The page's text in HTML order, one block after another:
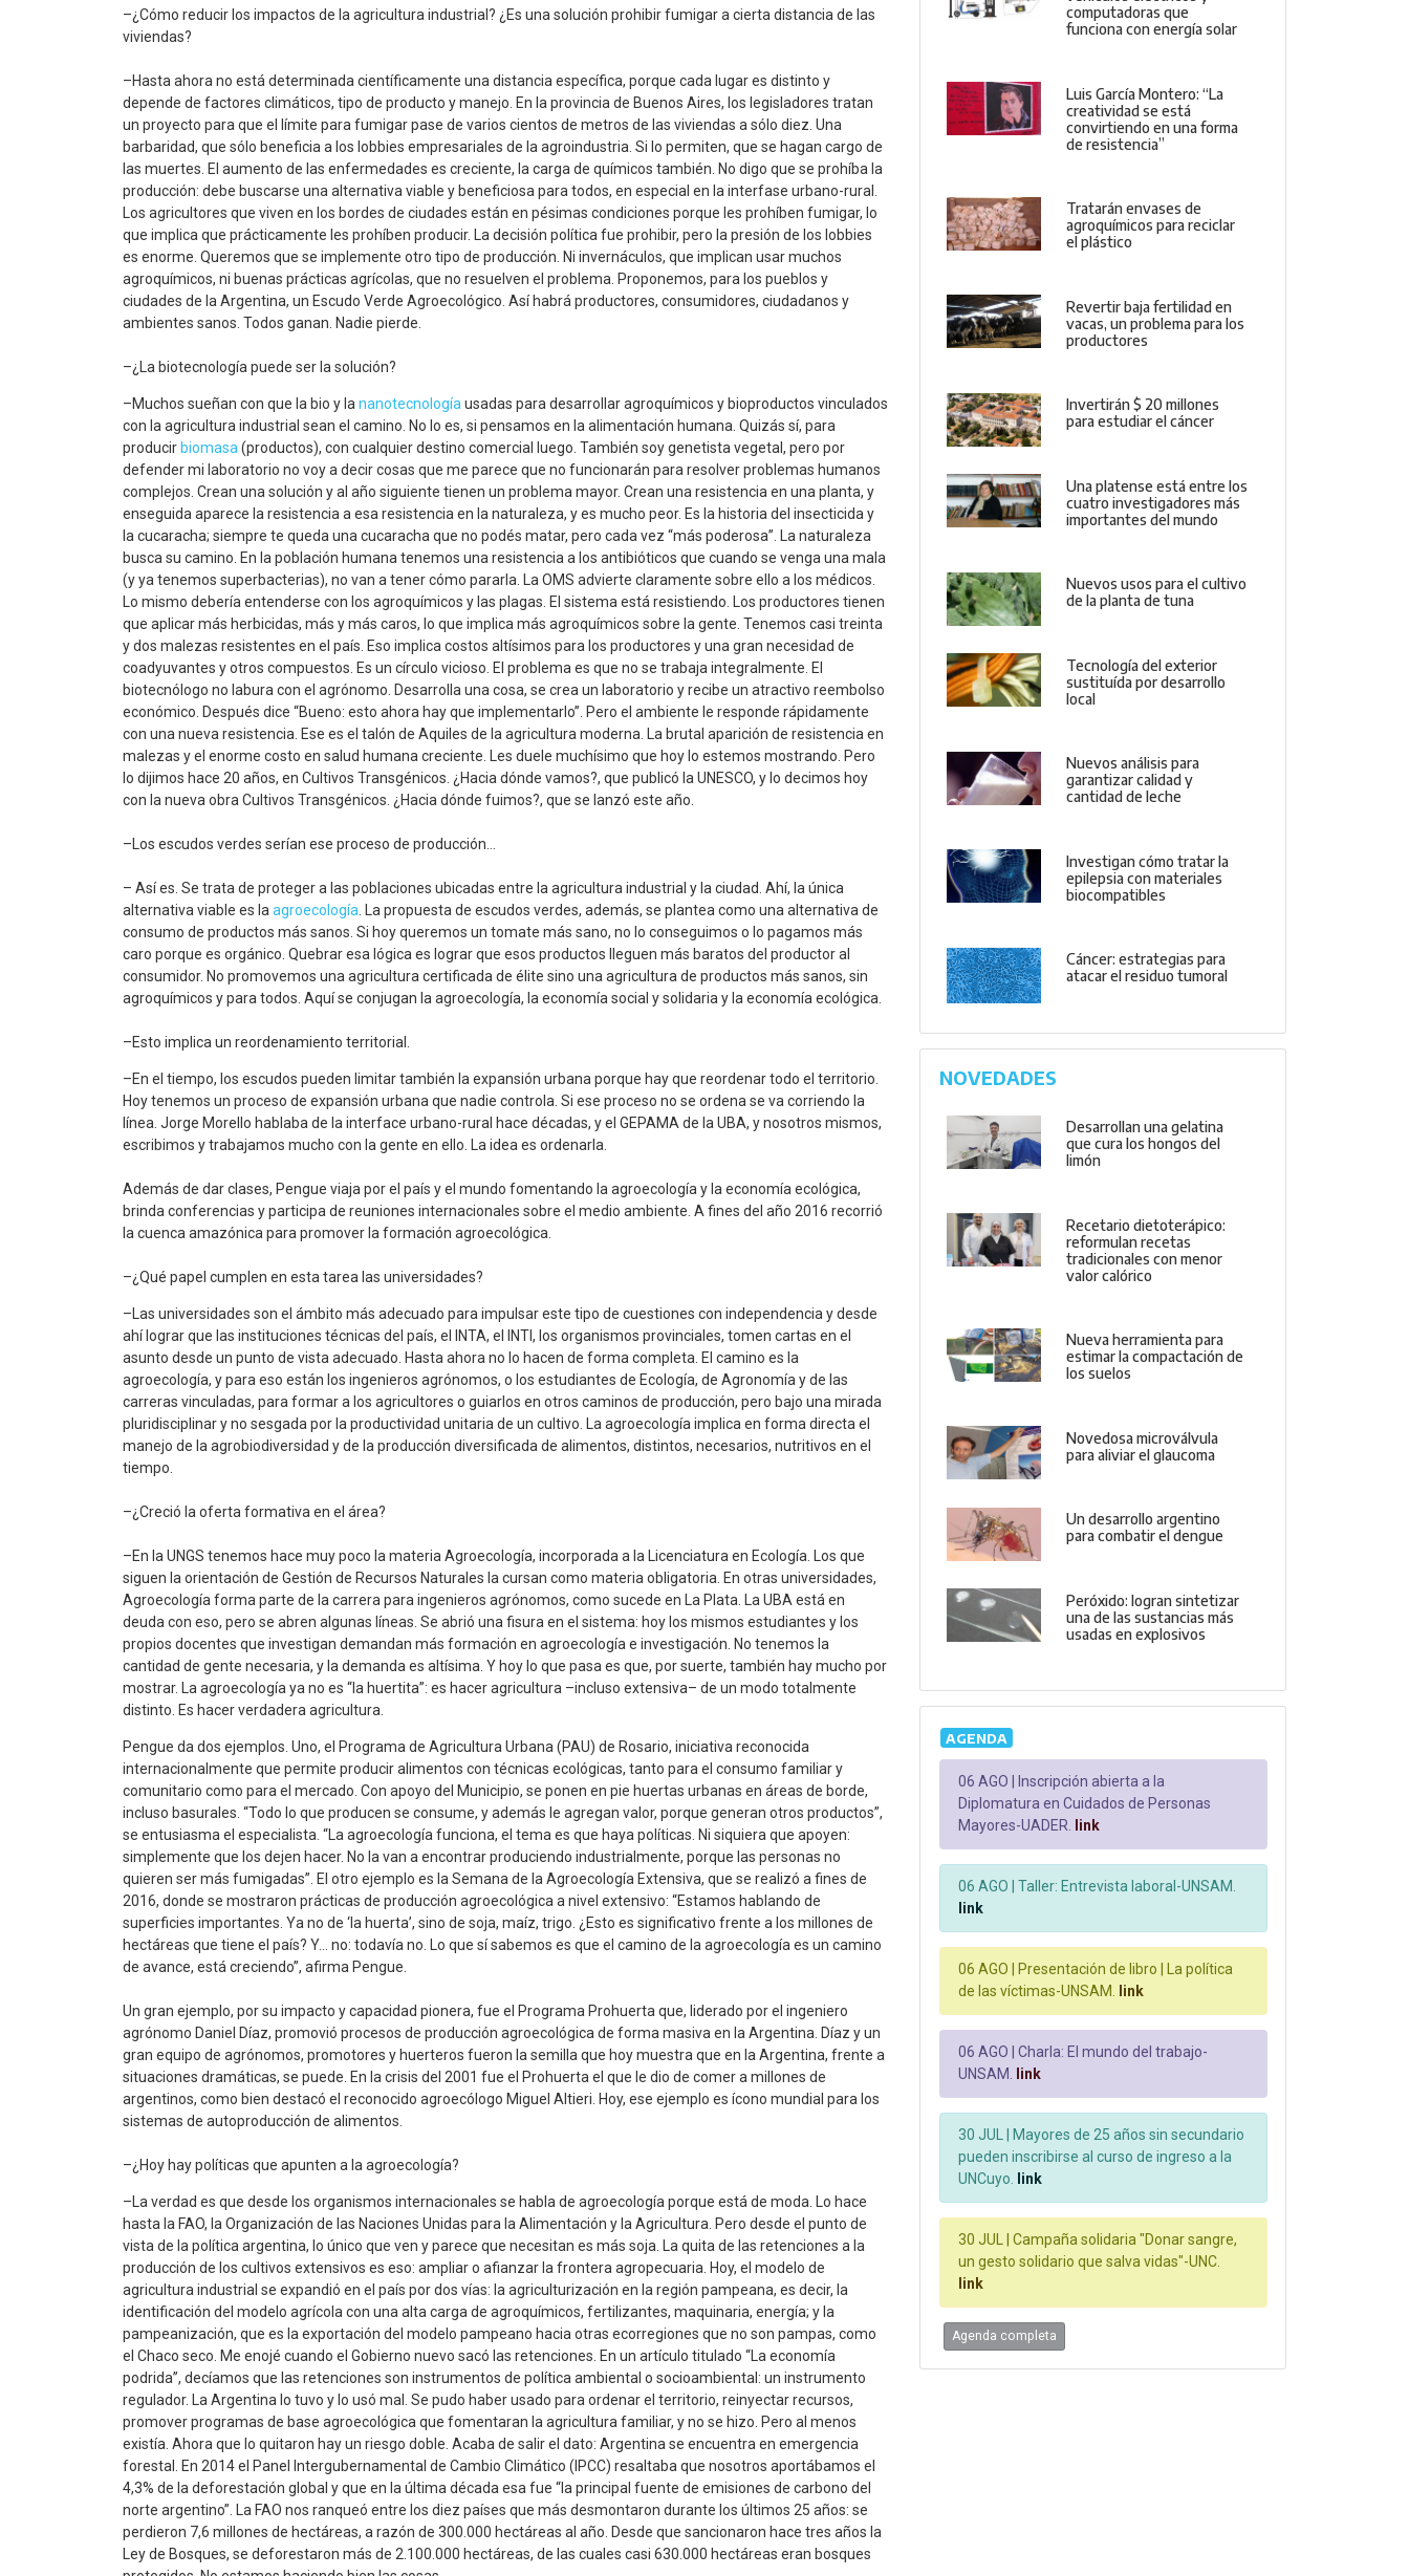
–¿Cómo reducir los impactos de la agricultura industrial? ¿Es una solución prohibir fumigar a cierta distancia de las
viviendas?
–Hasta ahora no está determinada científicamente una distancia específica, porque cada lugar es distinto y
depende de factores climáticos, tipo de producto y manejo. En la provincia de Buenos Aires, los legisladores tratan
un proyecto para que el límite para fumigar pase de varios cientos de metros de las viviendas a sólo diez. Una
barbaridad, que sólo beneficia a los lobbies empresariales de la agroindustria. Si lo permiten, que se hagan cargo de
las muertes. El aumento de las enfermedades es creciente, la carga de químicos también. No digo que se prohíba la
producción: debe buscarse una alternativa viable y beneficiosa para todos, en especial en la interfase urbano-rural.
Los agricultores que viven en los bordes de ciudades están en pésimas condiciones porque les prohíben fumigar, lo
que implica que prácticamente les prohíben producir. La decisión política fue prohibir, pero la presión de los lobbies
es enorme. Queremos que se implemente otro tipo de producción. Ni invernáculos, que implican usar muchos
agroquímicos, ni buenas prácticas agrícolas, que no resuelven el problema. Proponemos, para los pueblos y
ciudades de la Argentina, un Escudo Verde Agroecológico. Así habrá productores, consumidores, ciudadanos y
ambientes sanos. Todos ganan. Nadie pierde.
–¿La biotecnología puede ser la solución?
–Muchos sueñan con que la bio y lananotecnologíausadas para desarrollar agroquímicos y bioproductos vinculados
con la agricultura industrial sean el camino. No lo es, si pensamos en la alimentación humana. Quizás sí, para
producir biomasa(productos), con cualquier destino comercial luego. También soy genetista vegetal, pero por
defender mi laboratorio no voy a decir cosas que me parece que no funcionarán para resolver problemas humanos
complejos. Crean una solución y al año siguiente tienen un problema mayor. Crean una resistencia en una planta, y
enseguida aparece la resistencia a esa resistencia en la naturaleza, y es mucho peor. Es la historia del insecticida y
la cucaracha; siempre te queda una cucaracha que no podés matar, pero cada vez “más poderosa”. La naturaleza
busca su camino. En la población humana tenemos una resistencia a los antibióticos que cuando se venga una mala
(y ya tenemos superbacterias), no van a tener cómo pararla. La OMS advierte claramente sobre ello a los médicos.
Lo mismo debería entenderse con los agroquímicos y las plagas. El sistema está resistiendo. Los productores tienen
que aplicar más herbicidas, más y más caros, lo que implica más agroquímicos sobre la gente. Tenemos casi treinta
y dos malezas resistentes en el país. Eso implica costos altísimos para los productores y una gran necesidad de
coadyuvantes y otros compuestos. Es un círculo vicioso. El problema es que no se trabaja integralmente. El
biotecnólogo no labura con el agrónomo. Desarrolla una cosa, se crea un laboratorio y recibe un atractivo reembolso
económico. Después dice “Bueno: esto ahora hay que implementarlo”. Pero el ambiente le responde rápidamente
con una nueva resistencia. Ese es el talón de Aquiles de la agricultura moderna. La brutal aparición de resistencia en
malezas y el enorme costo en salud humana creciente. Les duele muchísimo que hoy lo estemos mostrando. Pero
lo dijimos hace 20 años, en Cultivos Transgénicos. ¿Hacia dónde vamos?, que publicó la UNESCO, y lo decimos hoy
con la nueva obra Cultivos Transgénicos. ¿Hacia dónde fuimos?, que se lanzó este año.
–Los escudos verdes serían ese proceso de producción…
– Así es. Se trata de proteger a las poblaciones ubicadas entre la agricultura industrial y la ciudad. Ahí, la única
alternativa viable es laagroecología. La propuesta de escudos verdes, además, se plantea como una alternativa de
consumo de productos más sanos. Si hoy queremos un tomate más sano, no lo conseguimos o lo pagamos más
caro porque es orgánico. Quebrar esa lógica es lograr que esos productos lleguen más baratos del productor al
consumidor. No promovemos una agricultura certificada de élite sino una agricultura de productos más sanos, sin
agroquímicos y para todos. Aquí se conjugan la agroecología, la economía social y solidaria y la economía ecológica.
–Esto implica un reordenamiento territorial.
–En el tiempo, los escudos pueden limitar también la expansión urbana porque hay que reordenar todo el territorio.
Hoy tenemos un proceso de expansión urbana que nadie controla. Si ese proceso no se ordena se va corriendo la
línea. Jorge Morello hablaba de la interface urbano-rural hace décadas, y el GEPAMA de la UBA, y nosotros mismos,
escribimos y trabajamos mucho con la gente en ello. La idea es ordenarla.
Además de dar clases, Pengue viaja por el país y el mundo fomentando la agroecología y la economía ecológica,
brinda conferencias y participa de reuniones internacionales sobre el medio ambiente. A fines del año 2016 recorrió
la cuenca amazónica para promover la formación agroecológica.
–¿Qué papel cumplen en esta tarea las universidades?
–Las universidades son el ámbito más adecuado para impulsar este tipo de cuestiones con independencia y desde
ahí lograr que las instituciones técnicas del país, el INTA, el INTI, los organismos provinciales, tomen cartas en el
asunto desde un punto de vista adecuado. Hasta ahora no lo hacen de forma completa. El camino es la
agroecología, y para eso están los ingenieros agrónomos, o los estudiantes de Ecología, de Agronomía y de las
carreras vinculadas, para formar a los agricultores o guiarlos en otros caminos de producción, pero bajo una mirada
pluridisciplinar y no sesgada por la productividad unitaria de un cultivo. La agroecología implica en forma directa el
manejo de la agrobiodiversidad y de la producción diversificada de alimentos, distintos, necesarios, nutritivos en el
tiempo.
–¿Creció la oferta formativa en el área?
–En la UNGS tenemos hace muy poco la materia Agroecología, incorporada a la Licenciatura en Ecología. Los que
siguen la orientación de Gestión de Recursos Naturales la cursan como materia obligatoria. En otras universidades,
Agroecología forma parte de la carrera para ingenieros agrónomos, como sucede en La Plata. La UBA está en
deuda con eso, pero se abren algunas líneas. Se abrió una fisura en el sistema: hoy los mismos estudiantes y los
propios docentes que investigan demandan más formación en agroecología e investigación. No tenemos la
cantidad de gente necesaria, y la demanda es altísima. Y hoy lo que pasa es que, por suerte, también hay mucho por
mostrar. La agroecología ya no es “la huertita”: es hacer agricultura –incluso extensiva– de un modo totalmente
distinto. Es hacer verdadera agricultura.
Pengue da dos ejemplos. Uno, el Programa de Agricultura Urbana (PAU) de Rosario, iniciativa reconocida
internacionalmente que permite producir alimentos con técnicas ecológicas, tanto para el consumo familiar y
comunitario como para el mercado. Con apoyo del Municipio, se ponen en pie huertas urbanas en áreas de borde,
incluso basurales. “Todo lo que producen se consume, y además le agregan valor, porque generan otros productos”,
se entusiasma el especialista. “La agroecología funciona, el tema es que haya políticas. Ni siquiera que apoyen:
simplemente que los dejen hacer. No la van a encontrar produciendo industrialmente, porque las personas no
quieren ser más fumigadas”. El otro ejemplo es la Semana de la Agroecología Extensiva, que se realizó a fines de
2016, donde se mostraron prácticas de producción agroecológica a nivel extensivo: “Estamos hablando de
superficies importantes. Ya no de ‘la huerta’, sino de soja, maíz, trigo. ¿Esto es significativo frente a los millones de
hectáreas que tiene el país? Y… no: todavía no. Lo que sí sabemos es que el camino de la agroecología es un camino
de avance, está creciendo”, afirma Pengue.
Un gran ejemplo, por su impacto y capacidad pionera, fue el Programa Prohuerta que, liderado por el ingeniero
agrónomo Daniel Díaz, promovió procesos de producción agroecológica de forma masiva en la Argentina. Díaz y un
gran equipo de agrónomos, promotores y huerteros fueron la semilla que hoy muestra que en la Argentina, frente a
situaciones dramáticas, se puede. En la crisis del 2001 fue el Prohuerta el que le dio de comer a millones de
argentinos, como bien destacó el reconocido agroecólogo Miguel Altieri. Hoy, ese ejemplo es ícono mundial para los
sistemas de autoproducción de alimentos.
–¿Hoy hay políticas que apunten a la agroecología?
–La verdad es que desde los organismos internacionales se habla de agroecología porque está de moda. Lo hace
hasta la FAO, la Organización de las Naciones Unidas para la Alimentación y la Agricultura. Pero desde el punto de
vista de la política argentina, lo único que ven y parece que necesitan es más soja. La quita de las retenciones a la
producción de los cultivos extensivos es eso: ampliar o afianzar la frontera agropecuaria. Hoy, el modelo de
agricultura industrial se expandió en el país por dos vías: la agriculturización en la región pampeana, es decir, la
identificación del modelo agrícola con una alta carga de agroquímicos, fertilizantes, maquinaria, energía; y la
pampeanización, que es la exportación del modelo pampeano hacia otras ecorregiones que no son pampas, como
el Chaco seco. Me enojé cuando el Gobierno nuevo sacó las retenciones. En un artículo titulado “La economía
podrida”, decíamos que las retenciones son instrumentos de política ambiental o socioambiental: un instrumento
regulador. La Argentina lo tuvo y lo usó mal. Se pudo haber usado para ordenar el territorio, reinyectar recursos,
promover programas de base agroecológica que fomentaran la agricultura familiar, y no se hizo. Pero al menos
existía. Ahora que lo quitaron hay un riesgo doble. Acaba de salir el dato: Argentina se encuentra en emergencia
forestal. En 2014 el Panel Intergubernamental de Cambio Climático (IPCC) resaltaba que nosotros aportábamos el
4,3% de la deforestación global y que en la última década esa fue “la principal fuente de emisiones de carbono del
norte argentino”. La FAO nos ranqueó entre los diez países que más desmontaron durante los últimos 25 años: se
perdieron 7,6 millones de hectáreas, a razón de 300.000 hectáreas al año. Desde que sancionaron hace tres años la
Ley de Bosques, se deforestaron más de 2.100.000 hectáreas, de las cuales casi 630.000 hectáreas eran bosques
computadoras que
funciona con energía solar
Luis García Montero: “La
creatividad se está
convirtiendo en una forma
de resistencia”
Tratarán envases de
agroquímicos para reciclar
el plástico
Revertir baja fertilidad en
vacas, un problema para los
productores
Invertirán $ 20 millones
para estudiar el cáncer
Una platense está entre los
cuatro investigadores más
importantes del mundo
Nuevos usos para el cultivo
de la planta de tuna
Tecnología del exterior
sustituída por desarrollo
local
Nuevos análisis para
garantizar calidad y
cantidad de leche
Investigan cómo tratar la
epilepsia con materiales
biocompatibles
Cáncer: estrategias para
atacar el residuo tumoral
NOVEDADES
Desarrollan una gelatina
que cura los hongos del
limón
Recetario dietoterápico:
reformulan recetas
tradicionales con menor
valor calórico
Nueva herramienta para
estimar la compactación de
los suelos
Novedosa microválvula
para aliviar el glaucoma
Un desarrollo argentino
para combatir el dengue
Peróxido: logran sintetizar
una de las sustancias más
usadas en explosivos
AGENDA
06 AGO |
Inscripción abierta a la
Diplomatura en Cuidados de Personas
Mayores-UADER.
link
06 AGO |
Taller: Entrevista laboral-UNSAM.
link
06 AGO |
Presentación de libro | La política
de las víctimas-UNSAM.
link
06 AGO |
Charla: El mundo del trabajo-
UNSAM.
link
30 JUL |
Mayores de 25 años sin secundario
pueden inscribirse al curso de ingreso a la
UNCuyo.
link
30 JUL |
Campaña solidaria "Donar sangre,
un gesto solidario que salva vidas"-UNC.
link
Agenda completa